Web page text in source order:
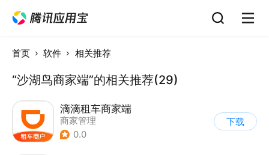
首页 软件 相关推荐
“沙湖鸟商家端”的相关推荐(29)
滴滴租车商家端
商家管理
0.0
下载